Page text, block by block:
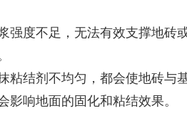
度不足，无法有效支撑地砖
结剂不均匀，都会使地砖与
响地面的固化和粘结效果。